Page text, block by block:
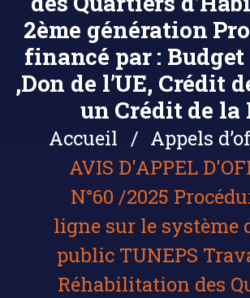
2ème génération
financé par : Budget
,Don de l’UE, Crédit
un Crédit de la
Accueil
Appels
AVIS D'APPEL
N°60 /2025
ligne sur le système
public TUNEPS
Réhabilitation des